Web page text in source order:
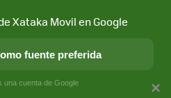
APLICACIONES
×
Xataka Movil en Google
fuente preferida
una cuenta de Google